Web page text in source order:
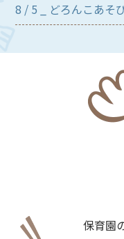
8 / 5 _ どろんこあそ
保育園